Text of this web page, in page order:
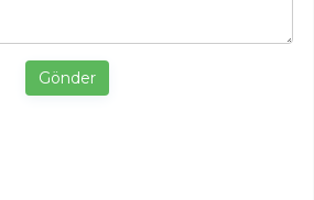
Gönder